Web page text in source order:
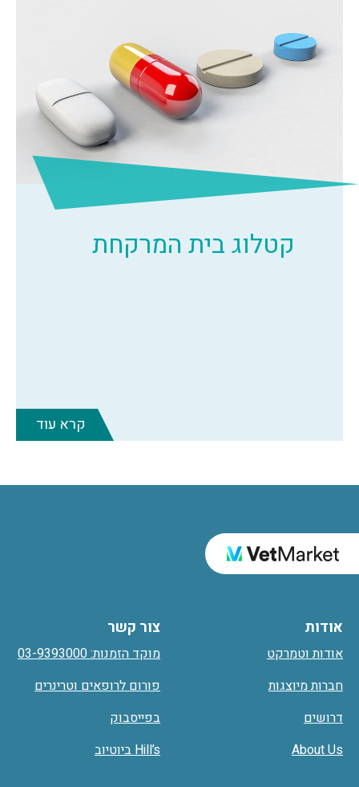
קטלוג בית המרקחת
קרא עוד
אודות
אודות וטמרקט
חברות מיוצגות
דרושים
About Us
צור קשר
מוקד הזמנות: 03-9393000
פורום לרופאים וטרינרים
בפייסבוק
Hill’s ביוטיוב